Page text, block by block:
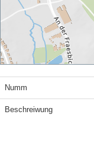
Numm
Beschreiwung